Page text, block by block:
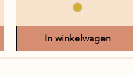
In winkelwagen